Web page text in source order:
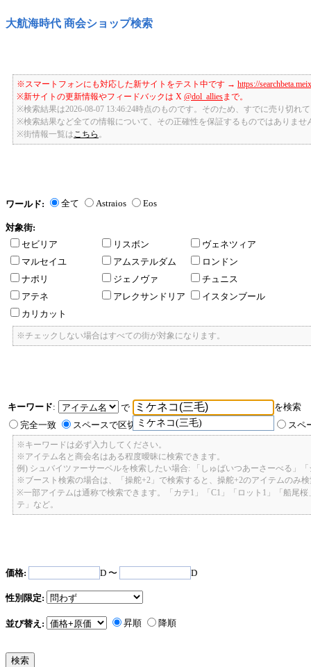
大航海時代 商会ショップ検索
※スマートフォンにも対応した新サイトをテスト中です → https://
※新サイトの更新情報やフィードバックは X @dol_alliesまで。
※検索結果は2026-08-07 13:46:24時点のものです。そのため、すでに売り切れ
※検索結果など全ての情報について、その正確性を保証するものではありませ
※街情報一覧は こちら
ワールド: 全て Astraios Eos
対象街:
セビリア
リスボン
ヴェネツィア
マルセイユ
アムステルダム
ロンドン
ナポリ
ジェノヴァ
チュニス
アテネ
アレクサンドリア
イスタンブール
カリカット
※チェックしない場合はすべての街が対象になります。
キーワード:
で
ミケネコ(三毛)
を検索
完全一致
スペースで区切ったキーワードのいずれかを含む スペ
※キーワードは必ず入力してください。
※アイテム名と商会名はある程度曖昧に検索できます。
例) シュバイツァーサーベルを検索したい場合: 「しゅばいつあーさーべる」
※ブースト検索の場合は、「操舵+2」で検索すると、操舵+2のアイテムのみ
※一部アイテムは通称で検索できます。「カテ1」「C1」「ロット1」「船尾
テ」など。
価格: D 〜 D
性別限定:
並び替え: 昇順 降順